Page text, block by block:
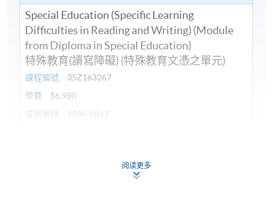
Special Education (Specific Learning
Difficulties in Reading and Writing) (Module
from Diploma in Special Education)
特殊教育(讀寫障礙) (特殊教育文憑之單元)
課程編號
35Z163267
學費
$6,980
查詢號碼
2508-8867
in Special Education)
認識及支援專注力不足及過度活躍學童 (特殊
阅读更多